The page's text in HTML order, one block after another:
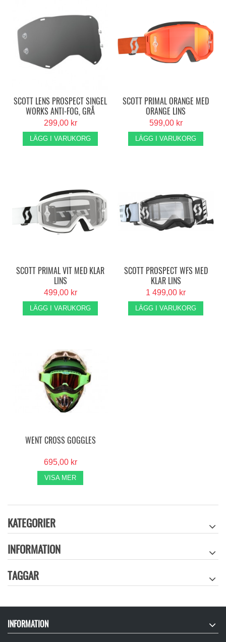
SCOTT LENS PROSPECT SINGEL
WORKS ANTI-FOG, GRÅ
299,00 kr
LÄGG I VARUKORG
SCOTT PRIMAL ORANGE MED
ORANGE LINS
599,00 kr
LÄGG I VARUKORG
SCOTT PRIMAL VIT MED KLAR
LINS
499,00 kr
LÄGG I VARUKORG
SCOTT PROSPECT WFS MED
KLAR LINS
1 499,00 kr
LÄGG I VARUKORG
WENT CROSS GOGGLES
695,00 kr
VISA MER
KATEGORIER
INFORMATION
TAGGAR
INFORMATION